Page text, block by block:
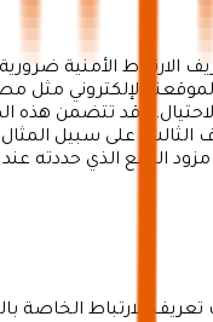
الارتباط الأمنية
الإلكتروني مثل
وقد تتضمن هذه
الثالث، على سبيل
مزود الدفع الذي حددته
الارتباط الخاصة